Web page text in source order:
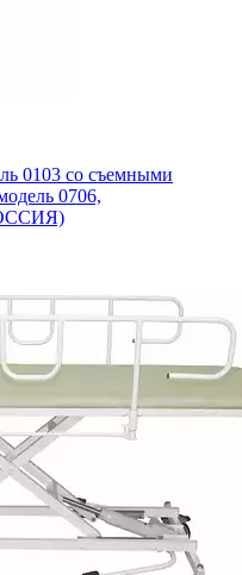
0103 со съемными
0706,